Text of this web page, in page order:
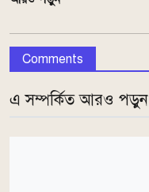
Comments
এ সম্পর্কিত আরও পড়ুন